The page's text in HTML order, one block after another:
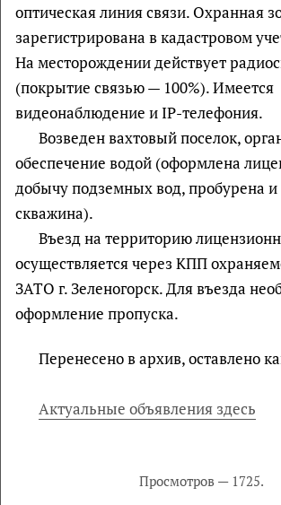
оптическая линия связи. Охранная
зарегистрирована в кадастровом
На месторождении действует
(покрытие связью — 100%). Имеется
видеонаблюдение и IP-телефония.
Возведен вахтовый поселок,
обеспечение водой (оформлена
добычу подземных вод, пробурена и
скважина).
Въезд на территорию
осуществляется через КПП
ЗАТО г. Зеленогорск. Для въезда
оформление пропуска.
Перенесено в архив, оставлено
Актуальные объявления здесь
Просмотров — 1725.